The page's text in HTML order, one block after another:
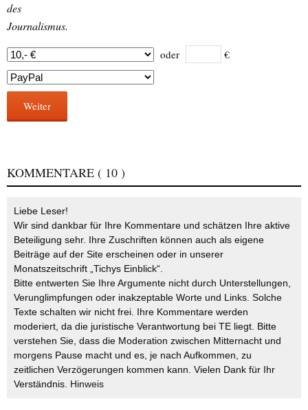
des
Journalismus.
oder €
Weiter
KOMMENTARE ( 10 )
Liebe Leser!
Wir sind dankbar für Ihre Kommentare und schätzen Ihre aktive
Beteiligung sehr. Ihre Zuschriften können auch als eigene
Beiträge auf der Site erscheinen oder in unserer
Monatszeitschrift „Tichys Einblick“.
Bitte entwerten Sie Ihre Argumente nicht durch Unterstellungen,
Verunglimpfungen oder inakzeptable Worte und Links. Solche
Texte schalten wir nicht frei. Ihre Kommentare werden
moderiert, da die juristische Verantwortung bei TE liegt. Bitte
verstehen Sie, dass die Moderation zwischen Mitternacht und
morgens Pause macht und es, je nach Aufkommen, zu
zeitlichen Verzögerungen kommen kann. Vielen Dank für Ihr
Verständnis. Hinweis